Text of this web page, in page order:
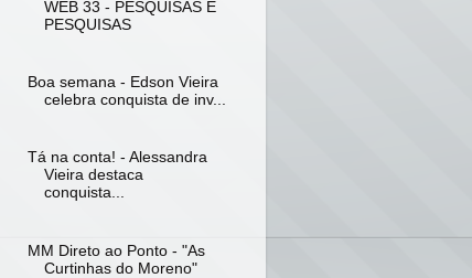
WEB 33 - PESQUISAS E
PESQUISAS
Boa semana - Edson Vieira
celebra conquista de inv...
Tá na conta! - Alessandra
Vieira destaca
conquista...
MM Direto ao Ponto - "As
Curtinhas do Moreno"